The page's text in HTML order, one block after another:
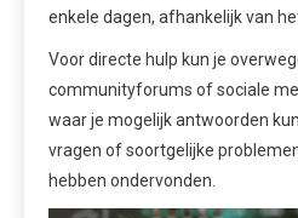
enkele dagen, afhankelijk van
Voor directe hulp kun je
communityforums of sociale
waar je mogelijk antwoorden
vragen of soortgelijke
hebben ondervonden.